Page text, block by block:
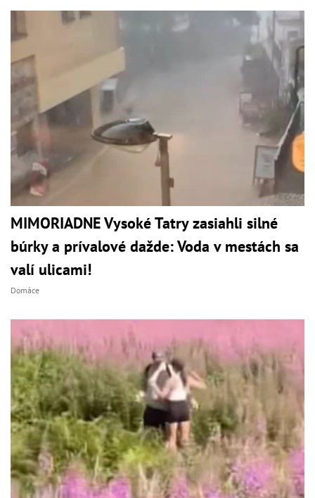
MIMORIADNE Vysoké Tatry zasiahli silné
búrky a prívalové dažde: Voda v mestách sa
valí ulicami!
Domáce